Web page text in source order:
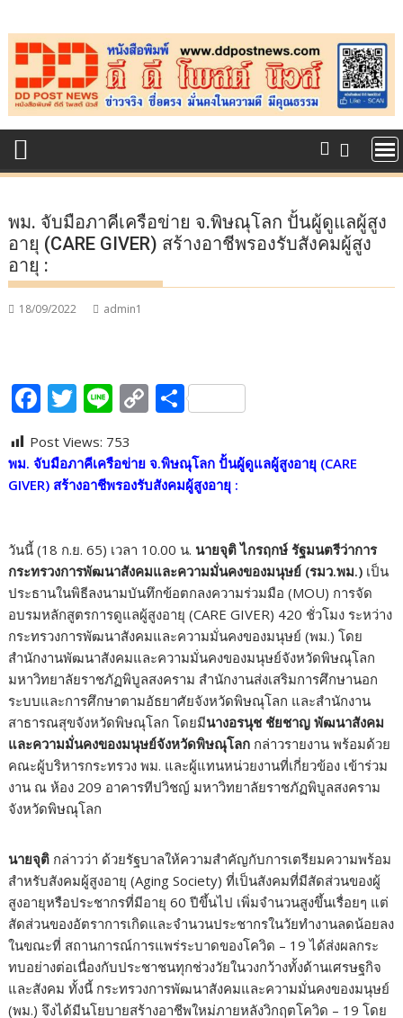
to
content
พม. จับมือภาคีเครือข่าย จ.พิษณุโลก ปั้นผู้ดูแลผู้สูง
อายุ (CARE GIVER) สร้างอาชีพรองรับสังคมผู้สูง
อายุ :
18/09/2022 admin1
F
e
b
o
k
T
itt
er
Li
e
C
p
y
n
k
S
ar
e
Post Views: 753
พม. จับมือภาคีเครือข่าย จ.พิษณุโลก ปั้นผู้ดูแลผู้สูงอายุ (CARE
GIVER) สร้างอาชีพรองรับสังคมผู้สูงอายุ :
วันนี้ (18 ก.ย. 65) เวลา 10.00 น. นายจุติ ไกรฤกษ์ รัฐมนตรีว่าการ
กระทรวงการพัฒนาสังคมและความมั่นคงของมนุษย์ (รมว.พม.) เป็น
ประธานในพิธีลงนามบันทึกข้อตกลงความร่วมมือ (MOU) การจัด
อบรมหลักสูตรการดูแลผู้สูงอายุ (CARE GIVER) 420 ชั่วโมง ระหว่าง
กระทรวงการพัฒนาสังคมและความมั่นคงของมนุษย์ (พม.) โดย
สำนักงานพัฒนาสังคมและความมั่นคงของมนุษย์จังหวัดพิษณุโลก
มหาวิทยาลัยราชภัฏพิบูลสงคราม สำนักงานส่งเสริมการศึกษานอก
ระบบและการศึกษาตามอัธยาศัยจังหวัดพิษณุโลก และสำนักงาน
สาธารณสุขจังหวัดพิษณุโลก โดยมีนางอรนุช ชัยชาญ พัฒนาสังคม
และความมั่นคงของมนุษย์จังหวัดพิษณุโลก กล่าวรายงาน พร้อมด้วย
คณะผู้บริหารกระทรวง พม. และผู้แทนหน่วยงานที่เกี่ยวข้อง เข้าร่วม
งาน ณ ห้อง 209 อาคารทีปวิชญ์ มหาวิทยาลัยราชภัฏพิบูลสงคราม
จังหวัดพิษณุโลก
นายจุติ กล่าวว่า ด้วยรัฐบาลให้ความสำคัญกับการเตรียมความพร้อม
สำหรับสังคมผู้สูงอายุ (Aging Society) ที่เป็นสังคมที่มีสัดส่วนของผู้
สูงอายุหรือประชากรที่มีอายุ 60 ปีขึ้นไป เพิ่มจำนวนสูงขึ้นเรื่อยๆ แต่
สัดส่วนของอัตราการเกิดและจำนวนประชากรในวัยทำงานลดน้อยลง
ในขณะที่ สถานการณ์การแพร่ระบาดของโควิด – 19 ได้ส่งผลกระ
ทบอย่างต่อเนื่องกับประชาชนทุกช่วงวัยในวงกว้างทั้งด้านเศรษฐกิจ
และสังคม ทั้งนี้ กระทรวงการพัฒนาสังคมและความมั่นคงของมนุษย์
(พม.) จึงได้มีนโยบายสร้างอาชีพใหม่ภายหลังวิกฤตโควิด – 19 โดย